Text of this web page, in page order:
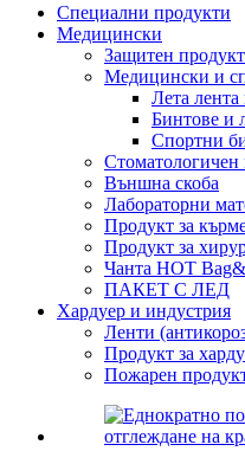
Специални продукти
Медицински
Защитен продукт
Медицински и
Лета
Бинтове и
Спортни
Стоматологичен
Външна скоба
Лабораторни
Продукт за
Продукт за
Чанта HOT
ПАКЕТ С ЛЕД
Хардуер и индустрия
Ленти
Продукт за
Пожарен